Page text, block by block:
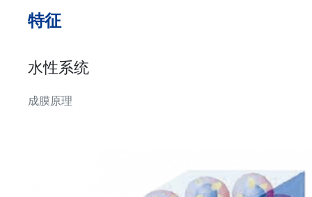
特征
水性系统
成膜原理